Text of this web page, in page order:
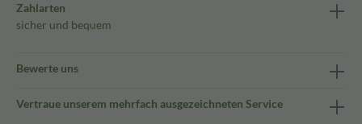
Zahlarten
sicher und bequem
Bewerte uns
Vertraue unserem mehrfach ausgezeichneten Service